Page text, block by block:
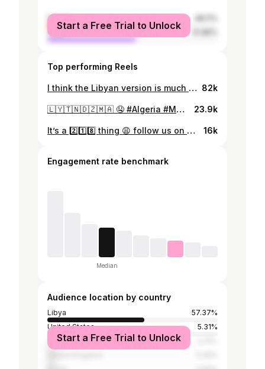
female
male
Start a Free Trial to Unlock
Top performing Reels
I think the Libyan version is much cuter 🥰😅 #Libya #Lebanon @nancyajram 82k
🇱🇾🇹🇳🇩🇿🇲🇦 🤤 #Algeria #Morocco #Libya #Tunisia #NorthAfrica #Food 23.9k
It’s a 2️⃣1️⃣8️⃣ thing 😩 follow us on #TikTok @awad_buisir #Libya 16k
Engagement rate benchmark
Median
Audience location by country
Libya
57.37%
United States
5.31%
Turkey
Start a Free Trial to Unlock